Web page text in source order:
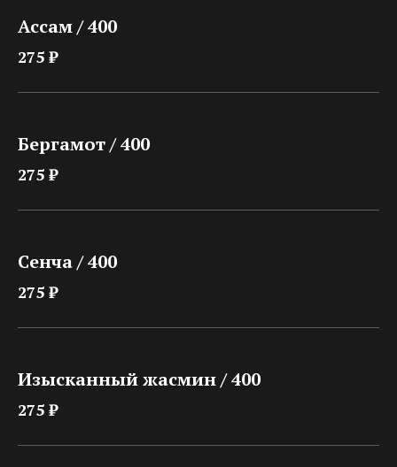
Ассам / 400
275 ₽
Бергамот / 400
275 ₽
Сенча / 400
275 ₽
Изысканный жасмин / 400
275 ₽